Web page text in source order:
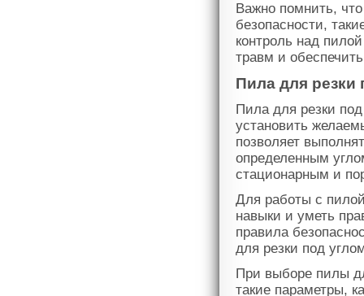
Важно помнить,
безопасности,
контроль над
травм и
Пила для резки
Пила для резки
установить
позволяет
определенным
стационарным и
Для работы с
навыки и уметь
правила
для резки под
При выборе пилы
такие параметры,